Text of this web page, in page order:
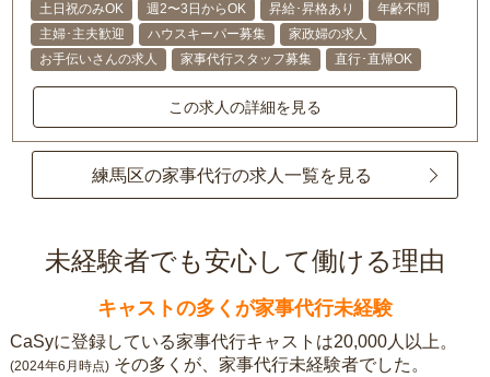
土日祝のみOK 週2〜3日からOK 昇給･昇格あり
年齢不問
主婦･主夫歓迎
ハウスキーパー募集
家政婦の求人
お手伝いさんの求人
家事代行スタッフ募集 直行･直帰OK
この求人の詳細を見る
練馬区の家事代行の求人一覧を見る
未経験者でも安心して働ける理由
キャストの多くが家事代行未経験
CaSyに登録している家事代行キャストは20,000人以上。
(2024年6月時点) その多くが、家事代行未経験者でした。